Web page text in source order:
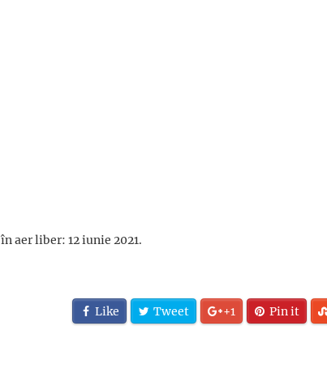
aer liber: 12 iunie 2021.
Like Tweet +1 Pin it